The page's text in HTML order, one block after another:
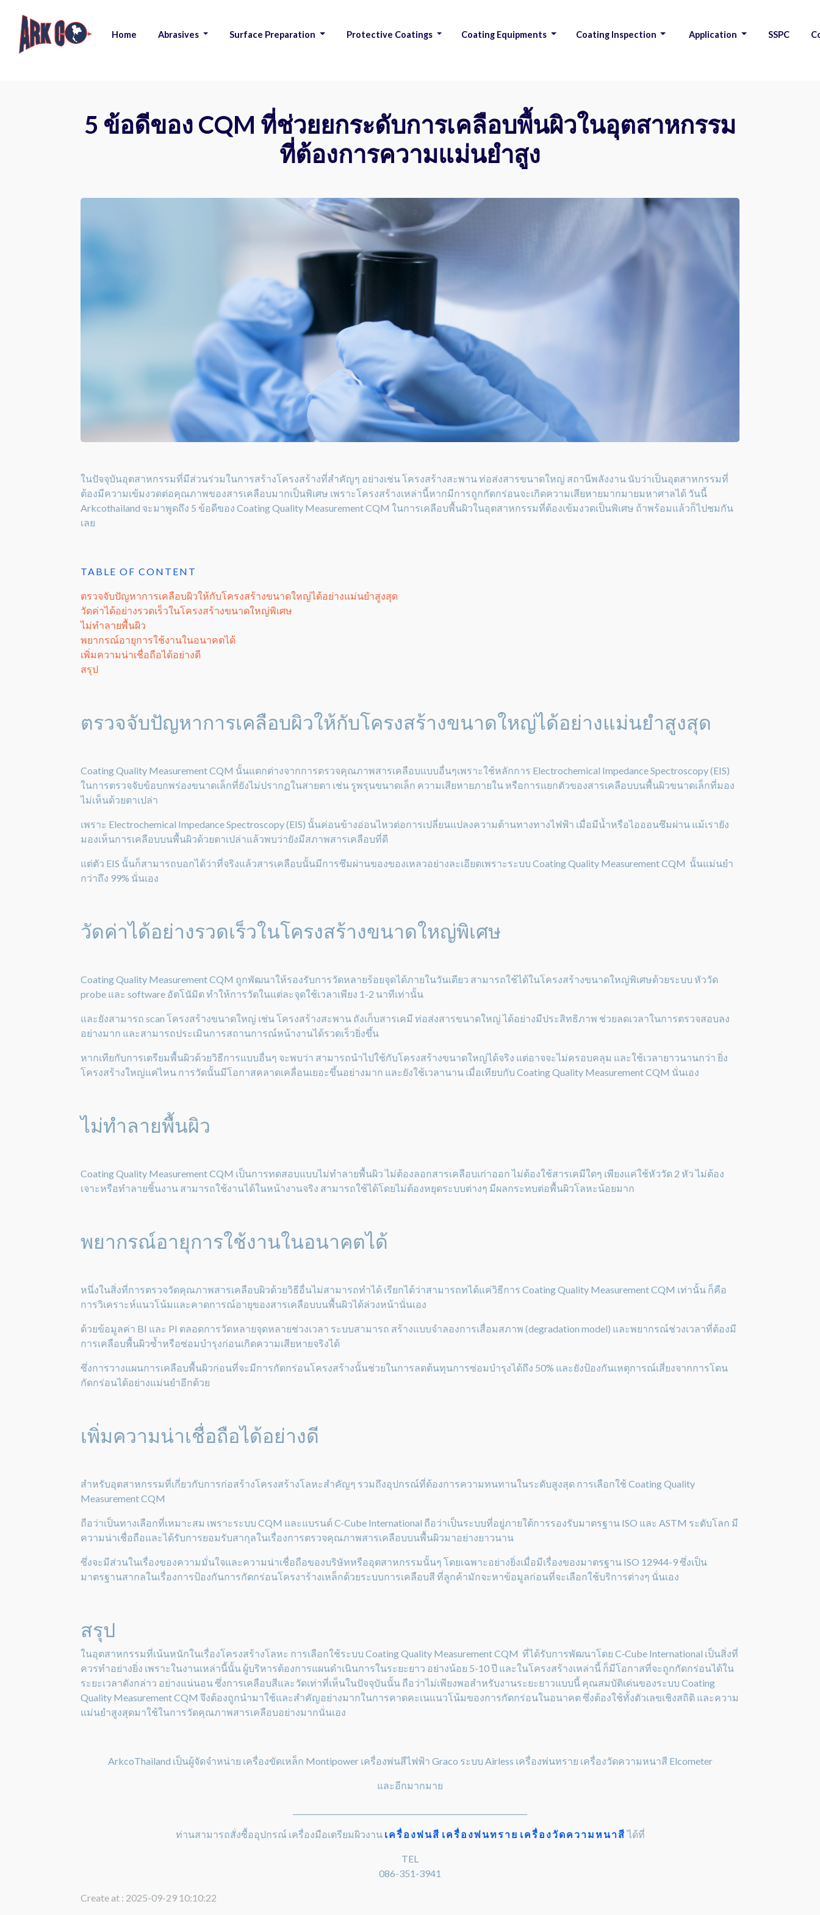
Home Abrasives Surface Preparation Protective Coatings Coating Equipments Coating Inspection Application SSPC
5 ข้อดีของ CQM ที่ช่วยยกระดับการเคลือบพื้นผิวในอุตสาหกรรม
ที่ต้องการความแม่นยำสูง
ในปัจจุบันอุตสาหกรรมที่มีส่วนร่วมในการสร้างโครงสร้างที่สำคัญๆ อย่างเช่น โครงสร้างสะพาน ท่อส่งสารขนาดใหญ่ สถานีพลังงาน นับว่าเป็นอุตสาหกรรมที่
ต้องมีความเข้มงวดต่อคุณภาพของสารเคลือบมากเป็นพิเศษ เพราะโครงสร้างเหล่านี้หากมีการถูกกัดกร่อนจะเกิดความเสียหายมากมายมหาศาลได้ วันนี้
Arkcothailand จะมาพูดถึง 5 ข้อดีของ Coating Quality Measurement CQM ในการเคลือบพื้นผิวในอุตสาหกรรมที่ต้องเข้มงวดเป็นพิเศษ ถ้าพร้อมแล้วก็ไปชมกัน
เลย
TABLE OF CONTENT
ตรวจจับปัญหาการเคลือบผิวให้กับโครงสร้างขนาดใหญ่ได้อย่างแม่นยำสูงสุด
วัดค่าได้อย่างรวดเร็วในโครงสร้างขนาดใหญ่พิเศษ
ไม่ทำลายพื้นผิว
พยากรณ์อายุการใช้งานในอนาคตได้
เพิ่มความน่าเชื่อถือได้อย่างดี
สรุป
ตรวจจับปัญหาการเคลือบผิวให้กับโครงสร้างขนาดใหญ่ได้อย่างแม่นยำสูงสุด
Coating Quality Measurement CQM นั้นแตกต่างจากการตรวจคุณภาพสารเคลือบแบบอื่นๆเพราะใช้หลักการ Electrochemical Impedance Spectroscopy (EIS)
ในการตรวจจับข้อบกพร่องขนาดเล็กที่ยังไม่ปรากฏในสายตา เช่น รูพรุนขนาดเล็ก ความเสียหายภายใน หรือการแยกตัวของสารเคลือบบนพื้นผิวขนาดเล็กที่มอง
ไม่เห็นด้วยตาเปล่า
เพราะ Electrochemical Impedance Spectroscopy (EIS) นั้นค่อนข้างอ่อนไหวต่อการเปลี่ยนแปลงความต้านทางทางไฟฟ้า เมื่อมีน้ำหรือไอออนซึมผ่าน แม้เรายัง
มองเห็นการเคลือบบนพื้นผิวด้วยตาเปล่าแล้วพบว่ายังมีสภาพสารเคลือบที่ดี
แต่ตัว EIS นั้นก็สามารถบอกได้ว่าที่จริงแล้วสารเคลือบนั้นมีการซึมผ่านของของเหลวอย่างละเอียดเพราะระบบ Coating Quality Measurement CQM นั้นแม่นยำ
กว่าถึง 99% นั่นเอง
วัดค่าได้อย่างรวดเร็วในโครงสร้างขนาดใหญ่พิเศษ
Coating Quality Measurement CQM ถูกพัฒนาให้รองรับการวัดหลายร้อยจุดได้ภายในวันเดียว สามารถใช้ได้ในโครงสร้างขนาดใหญ่พิเศษด้วยระบบ หัววัด
probe และ software อัตโนัมิต ทำให้การวัดในแต่ละจุดใช้เวลาเพียง 1-2 นาทีเท่านั้น
และยังสามารถ scan โครงสร้างขนาดใหญ่ เช่น โครงสร้างสะพาน ถังเก็บสารเคมี ท่อส่งสารขนาดใหญ่ ได้อย่างมีประสิทธิภาพ ช่วยลดเวลาในการตรวจสอบลง
อย่างมาก และสามารถประเมินการสถานการณ์หน้างานได้รวดเร็วยิ่งขึ้น
หากเทียกับการเตรียมพื้นผิวด้วยวิธีการแบบอื่นๆ จะพบว่า สามารถนำไปใช้กับโครงสร้างขนาดใหญ่ได้จริง แต่อาจจะไม่ครอบคลุม และใช้เวลายาวนานกว่า ยิ่ง
โครงสร้างใหญ่แค่ไหน การวัดนั้นมีโอกาสคลาดเคลื่อนเยอะขึ้นอย่างมาก และยังใช้เวลานาน เมื่อเทียบกับ Coating Quality Measurement CQM นั่นเอง
ไม่ทำลายพื้นผิว
Coating Quality Measurement CQM เป็นการทดสอบแบบไม่ทำลายพื้นผิว ไม่ต้องลอกสารเคลือบเก่าออก ไม่ต้องใช้สารเคมีใดๆ เพียงแค่ใช้หัววัด 2 หัว ไม่ต้อง
เจาะหรือทำลายชิ้นงาน สามารถใช้งานได้ในหน้างานจริง สามารถใช้ได้โดยไม่ต้องหยุดระบบต่างๆ มีผลกระทบต่อพื้นผิวโลหะน้อยมาก
พยากรณ์อายุการใช้งานในอนาคตได้
หนึ่งในสิ่งที่การตรวจวัดคุณภาพสารเคลือบผิวด้วยวิธีอื่นไม่สามารถทำได้ เรียกได้ว่าสามารถทได้แค่วิธีการ Coating Quality Measurement CQM เท่านั้น ก็คือ
การวิเคราะห์แนวโน้มและคาดการณ์อายุของสารเคลือบบนพื้นผิวได้ล่วงหน้านั่นเอง
ด้วยข้อมูลค่า BI และ PI ตลอดการวัดหลายจุดหลายช่วงเวลา ระบบสามารถ สร้างแบบจำลองการเสื่อมสภาพ (degradation model) และพยากรณ์ช่วงเวลาที่ต้องมี
การเคลือบพื้นผิวซ้ำหรือซ่อมบำรุงก่อนเกิดความเสียหายจริงได้
ซึ่งการวางแผนการเคลือบพื้นผิวก่อนที่จะมีการกัดกร่อนโครงสร้างนั้นช่วยในการลดต้นทุนการซ่อมบำรุงได้ถึง 50% และยังป้องกันเหตุการณ์เสี่ยงจากการโดน
กัดกร่อนได้อย่างแม่นยำอีกด้วย
เพิ่มความน่าเชื่อถือได้อย่างดี
สำหรับอุตสาหกรรมที่เกี่ยวกับการก่อสร้างโครงสร้างโลหะสำคัญๆ รวมถึงอุปกรณ์ที่ต้องการความทนทานในระดับสูงสุด การเลือกใช้ Coating Quality
Measurement CQM
ถือว่าเป็นทางเลือกที่เหมาะสม เพราะระบบ CQM และแบรนด์ C-Cube International ถือว่าเป็นระบบที่อยู่ภายใต้การรองรับมาตรฐาน ISO และ ASTM ระดับโลก มี
ความน่าเชื่อถือและได้รับการยอมรับสากุลในเรื่องการตรวจคุณภาพสารเคลือบบนพื้นผิวมาอย่างยาวนาน
ซึ่งจะมีส่วนในเรื่องของความมั่นใจและความน่าเชื่อถือของบริษัทหรืออุตสาหกรรมนั้นๆ โดยเฉพาะอย่างยิ่งเมื่อมีเรื่องของมาตรฐาน ISO 12944-9 ซึ่งเป็น
มาตรฐานสากลในเรื่องการป้องกันการกัดกร่อนโครงาร้างเหล็กด้วยระบบการเคลือบสี ที่ลูกค้ามักจะหาข้อมูลก่อนที่จะเลือกใช้บริการต่างๆ นั่นเอง
สรุป
ในอุตสาหกรรมที่เน้นหนักในเรื่องโครงสร้างโลหะ การเลือกใช้ระบบ Coating Quality Measurement CQM ที่ได้รับการพัฒนาโดย C‑Cube International เป็นสิ่งที่
ควรทำอย่างยิ่ง เพราะในงานเหล่านี้นั้น ผู้บริหารต้องการแผนดำเนินการในระยะยาว อย่างน้อย 5-10 ปี และในโครงสร้างเหล่านี้ ก็มีโอกาสที่จะถูกกัดกร่อนได้ใน
ระยะเวลาดังกล่าว อย่างแน่นอน ซึ่งการเคลือบสีและวัดเท่าที่เห็นในปัจจุบันนั้น ถือว่าไม่เพียงพอสำหรับงานระยะยาวแบบนี้ คุณสมบัติเด่นของระบบ Coating
Quality Measurement CQM จึงต้องถูกนำมาใช้และสำคัญอย่างมากในการคาดคะเนแนวโน้มของการกัดกร่อนในอนาคต ซึ่งต้องใช้ทั้งตัวเลขเชิงสถิติ และความ
แม่นยำสูงสุดมาใช้ในการวัดคุณภาพสารเคลือบอย่างมากนั่นเอง
ArkcoThailand เป็นผู้จัดจำหน่าย เครื่องขัดเหล็ก Montipower เครื่องพ่นสีไฟฟ้า Graco ระบบ Airless เครื่องพ่นทราย เครื่องวัดความหนาสี Elcometer
และอีกมากมาย
ท่านสามารถสั่งซื้ออุปกรณ์ เครื่องมือเตรียมผิวงาน เครื่องพ่นสี เครื่องพ่นทราย เครื่องวัดความหนาสี ได้ที่
TEL
086-351-3941
Create at : 2025-09-29 10:10:22